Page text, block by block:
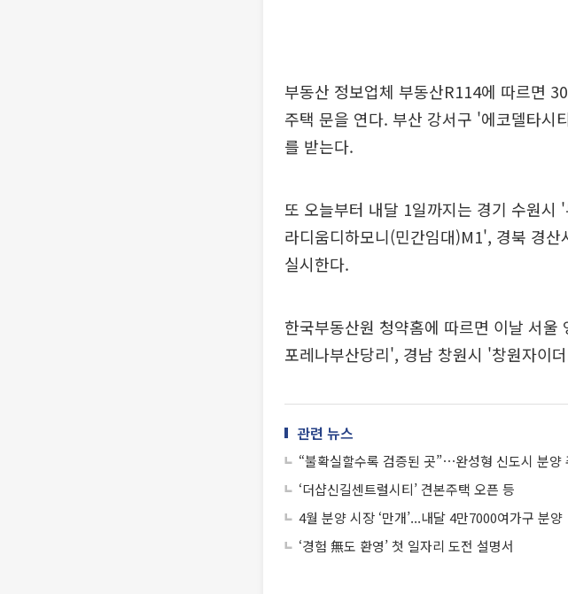
부동산 정보업체 부동산R114에 따르면
주택 문을 연다. 부산 강서구 '에코델타시
를 받는다.
또 오늘부터 내달 1일까지는 경기 수원
라디움디하모니(민간임대)M1', 경북 경
실시한다.
한국부동산원 청약홈에 따르면 이날 서
포레나부산당리', 경남 창원시 '창원자이
관련 뉴스
“불확실할수록 검증된 곳”⋯완성형 신도시 분양
‘더샵신길센트럴시티’ 견본주택 오픈 등
4월 분양 시장 ‘만개’...내달 4만7000여가구 분양
‘경험 無도 환영’ 첫 일자리 도전 설명서